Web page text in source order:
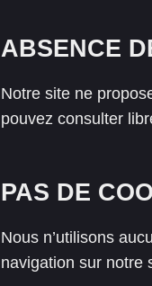
ABSENCE
Notre site ne
pouvez consulter
PAS DE
Nous n’utilisons
navigation sur notre